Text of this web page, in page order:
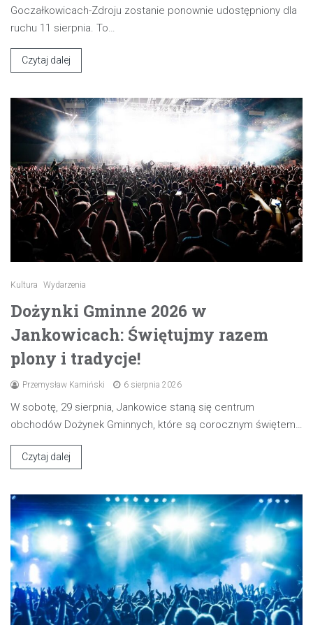
Goczałkowicach-Zdroju zostanie ponownie udostępniony dla
ruchu 11 sierpnia. To…
Czytaj dalej
Kultura Wydarzenia
Dożynki Gminne 2026 w
Jankowicach: Świętujmy razem
plony i tradycje!
Przemysław Kamiński 6 sierpnia 2026
W sobotę, 29 sierpnia, Jankowice staną się centrum
obchodów Dożynek Gminnych, które są corocznym świętem…
Czytaj dalej